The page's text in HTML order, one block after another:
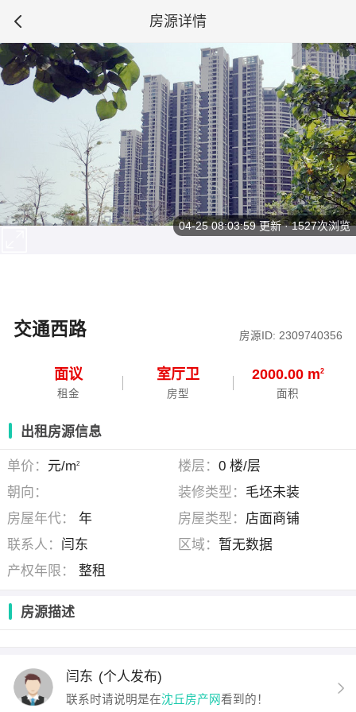
房源详情
交通西路 房源ID: 2309740356
面议
租金
室厅卫
房型
2000.00 m2
面积
04-25 08:03:59更新 · 1527次浏览
出租房源信息
单价： 元/m2 楼层： 0 楼/层
朝向：
装修类型： 毛坯未装
房屋年代：
年 房屋类型： 店面商铺
联系人： 闫东 区域： 暂无数据
产权年限：
整租
房源描述
闫东 (个人发布)
联系时请说明是在沈丘房产网看到的！